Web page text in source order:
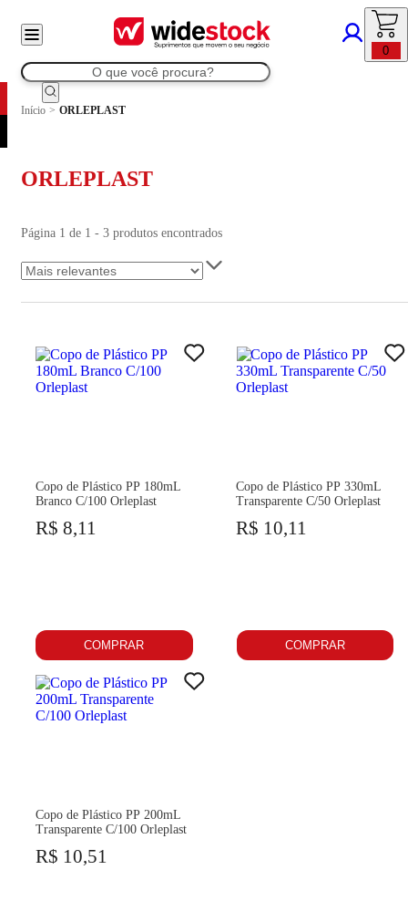
0
Início > ORLEPLAST
ORLEPLAST
Página 1 de 1 - 3 produtos encontrados
Copo de Plástico PP 180mL
Branco C/100 Orleplast
R$ 8,11
COMPRAR
Copo de Plástico PP 330mL
Transparente C/50 Orleplast
R$ 10,11
COMPRAR
Copo de Plástico PP 200mL
Transparente C/100 Orleplast
R$ 10,51